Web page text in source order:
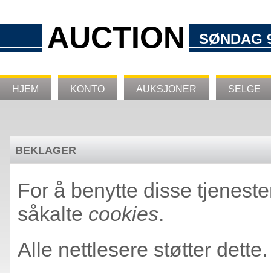
AUCTION SØNDAG
HJEM KONTO AUKSJONER SELGE
BEKLAGER
For å benytte disse
såkalte cookies.
Alle nettlesere støtter dette.